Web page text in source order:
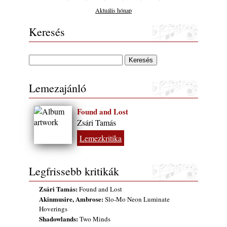
gyermekeik – 42. rész: Vörös László +
Vörösné Strausz Eszter + Vörös Bence
The Next Generation — 11. rész: Horváth
2026. július 25.
Zsári Tamás: Found and Lost
2026. július 24.
FREE JAZZ ALBUMS 2026 - 134. rész
2026. július 16.
Marion Brown
2026. július 13.
Aktuális hónap
Keresés
Lemezajánló
Found and Lost
Zsári Tamás
Lemezkritika
Legfrissebb kritikák
Zsári Tamás:Found and Lost
Akinmusire, Ambrose:Slo-Mo Neon Luminate
Hoverings
Shadowlands:Two Minds